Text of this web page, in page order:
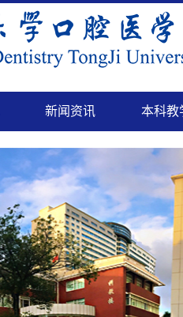
新闻资讯 本科教